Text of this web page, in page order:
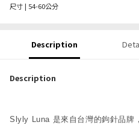
尺寸 | 54-60公分
Description
Description
Slyly Luna 是來自台灣的鉤針品牌